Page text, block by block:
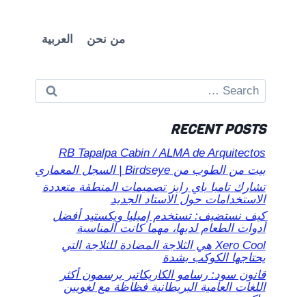
من نحن العربية
Search
for:
RECENT POSTS
RB Tapalpa Cabin / ALMA de Arquitectos
بيت من الطوب من Birdseye | السجل المعماري
تشارك تامبا باي رايز تصميمات المنطقة متعددة
الاستخدامات حول الاستاد الجديد
كيف نستضيف: تستخدم إميليا ويكستيد أفضل
أدوات الطعام لديها، مهما كانت المناسبة
Xero Cool هي الثلاجة المضادة للثلاجة التي
يحتاجها الكوكب بشدة
قانون سود: رسامو الكاريكاتير يرسمون أكثر
اللغات العامية البريطانية فظاظة مع لغويين